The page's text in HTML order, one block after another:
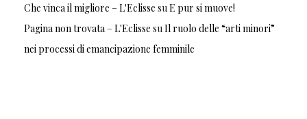
Che vinca il migliore – L'Eclisse su E pur si muove!
Pagina non trovata – L'Eclisse su Il ruolo delle “arti minori”
nei processi di emancipazione femminile